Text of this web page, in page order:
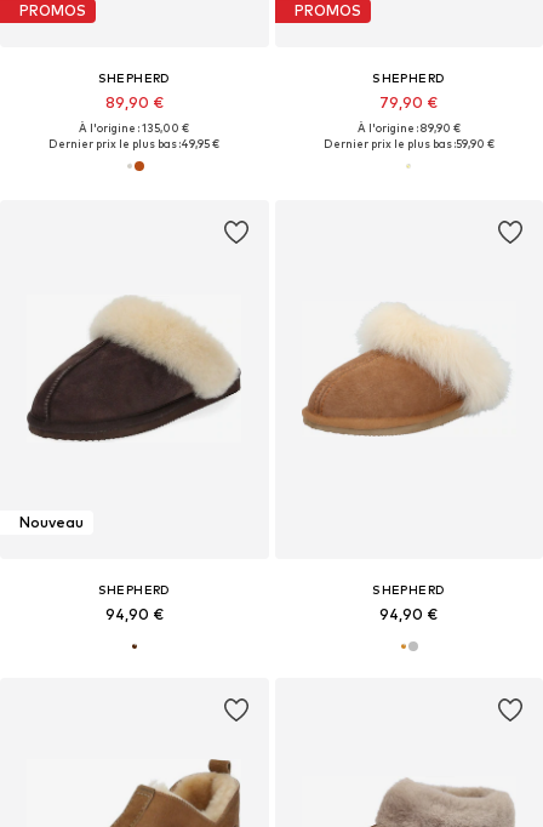
PROMOS
SHEPHERD
89,90 €
À l'origine : 135,00 €
Dernier prix le plus bas :49,95 €
PROMOS
SHEPHERD
79,90 €
À l'origine : 89,90 €
Dernier prix le plus bas :59,90 €
Nouveau
SHEPHERD
94,90 €
SHEPHERD
94,90 €